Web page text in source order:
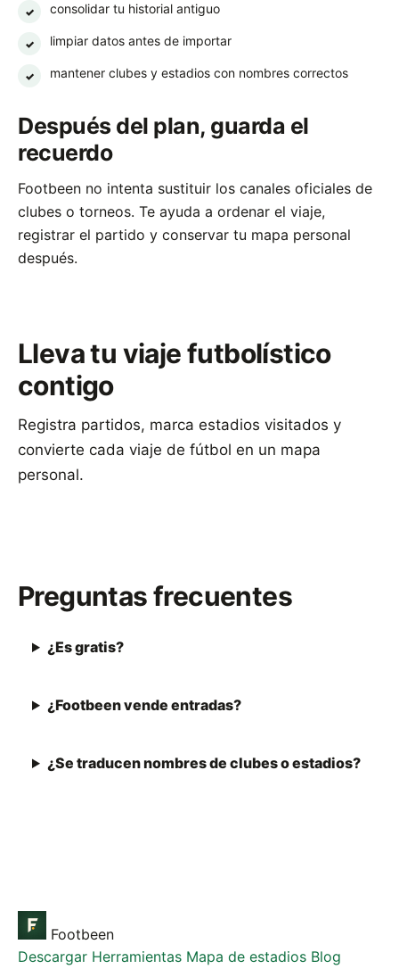
✓ consolidar tu historial antiguo
✓ limpiar datos antes de importar
✓ mantener clubes y estadios con nombres correctos
Después del plan, guarda el
recuerdo
Footbeen no intenta sustituir los canales oficiales de
clubes o torneos. Te ayuda a ordenar el viaje,
registrar el partido y conservar tu mapa personal
después.
Lleva tu viaje futbolístico
contigo
Registra partidos, marca estadios visitados y
convierte cada viaje de fútbol en un mapa
personal.
Preguntas frecuentes
¿Es gratis?
¿Footbeen vende entradas?
¿Se traducen nombres de clubes o estadios?
Footbeen
Descargar Herramientas Mapa de estadios Blog